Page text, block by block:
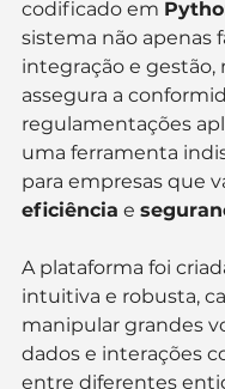
codificado em
sistema não apenas
integração e
assegura a
regulamentações
uma ferramenta
para empresas que
eficiência e
A plataforma foi
intuitiva e robusta,
manipular grandes
dados e interações
entre diferentes